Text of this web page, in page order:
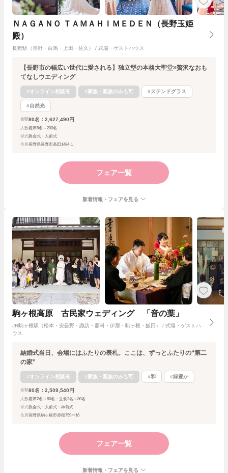
ＮＡＧＡＮＯ ＴＡＭＡＨＩＭＥＤＥＮ（長野玉姫
殿）
長野駅（長野・白馬・上田・佐久） / 式場・ゲストハウス
【長野市の幅広い世代に愛される】独立型の本格大聖堂×贅沢なおも
てなしウエディング
#オンライン相談有 #家族・親族のみも可 #ステンドグラス
#自然光
金額 80名：2,627,490円
人数着席6名～200名
挙式教会式・人前式
住所長野県長野市高田1484-1
フェア一覧
新着情報・フェアを見る
駒ヶ根高原 古民家ウェディング 「音の葉」
JR駒ヶ根駅（松本・安曇野・諏訪・蓼科・伊那・駒ヶ根・飯田） / 式場・ゲストハ
ウス
結婚式当日、会場にはふたりの表札。ここは、ずっとふたりの“第二
の家”
#オンライン相談有 #家族・親族のみも可 #和 #緑豊か
金額 80名：2,509,540円
人数着席2名～80名・立食2名～80名
挙式教会式・人前式・神前式
住所長野県駒ヶ根市赤穂759ー16
フェア一覧
新着情報・フェアを見る